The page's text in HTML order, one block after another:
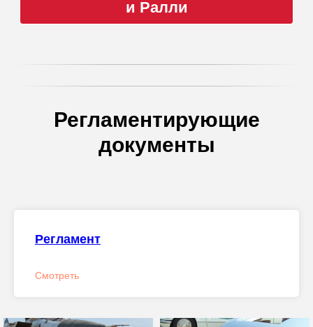
Регламентирующие
документы
Регламент
Смотреть